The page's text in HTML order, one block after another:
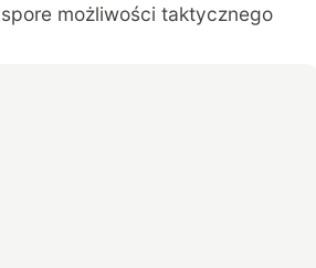
możliwości taktycznego